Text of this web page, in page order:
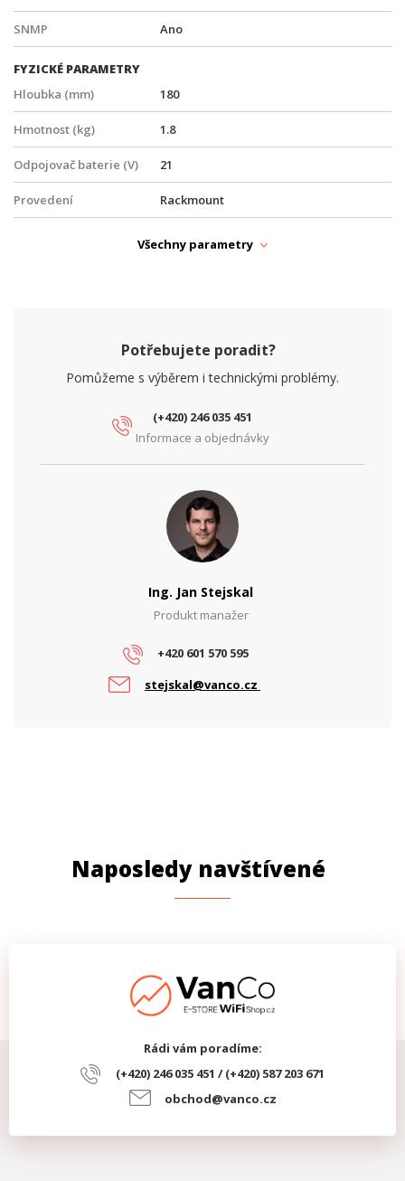
SNMP Ano
FYZICKÉ PARAMETRY
Hloubka (mm)
180
Hmotnost (kg) 1.8
Odpojovač baterie (V) 21
Provedení Rackmount
44.5
NAPÁJENÍ
Zálohovaný
10/100/1000
230
Výstupní proud (A) 12.5
Všechny parametry
Potřebujete poradit?
Pomůžeme s výběrem i technickými problémy.
(+420) 246 035 451
Informace a objednávky
Ing. Jan Stejskal
Produkt manažer
+420 601 570 595
stejskal@vanco.cz
Naposledy navštívené
Rádi vám poradíme:
(+420) 246 035 451 / (+420) 587 203 671
obchod@vanco.cz